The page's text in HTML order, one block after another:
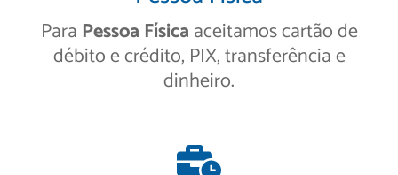
Para Pessoa Físicaaceitamos cartão de
débito e crédito, PIX, transferência e
dinheiro.